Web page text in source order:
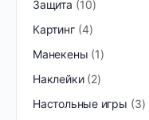
Защита
10
Картинг 4
Манекены 1
Наклейки 2
Настольные игры
3